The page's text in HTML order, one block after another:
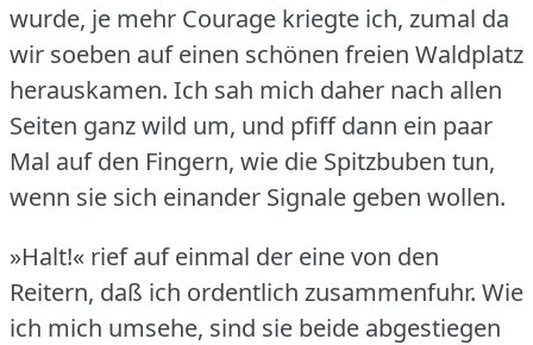
wurde, je mehr Courage kriegte ich, zumal da
wir soeben auf einen schönen freien Waldplatz
herauskamen. Ich sah mich daher nach allen
Seiten ganz wild um, und pfiff dann ein paar
Mal auf den Fingern, wie die Spitzbuben tun,
wenn sie sich einander Signale geben wollen.
»Halt!« rief auf einmal der eine von den
Reitern, daß ich ordentlich zusammenfuhr. Wie
ich mich umsehe, sind sie beide abgestiegen